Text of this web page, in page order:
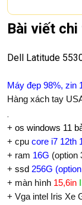
Bài viết
Dell Latitude
Máy đẹp 98%, zin
Hàng xách tay
.
+ os windows 11
+ cpu core i7 12th
+ ram 16G (option
+ ssd 256G
+ màn hình 15,6in
+ Vga intel Iris Xe